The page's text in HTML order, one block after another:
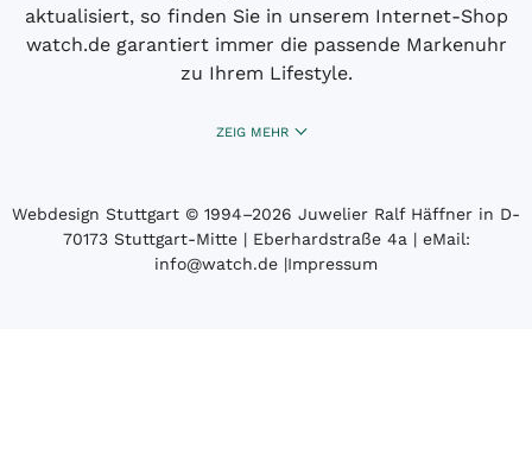
aktualisiert, so finden Sie in unserem Internet-Shop
watch.de garantiert immer die passende Markenuhr
zu Ihrem Lifestyle.
ZEIG MEHR
Webdesign Stuttgart © 1994­–2026 Juwelier Ralf Häffner in D-
70173 Stuttgart-Mitte | Eberhardstraße 4a | eMail:
info@watch.de |Impressum